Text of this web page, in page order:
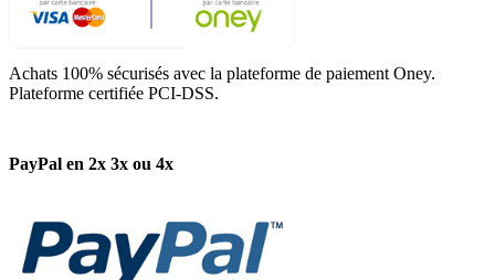
Achats 100% sécurisés avec la plateforme de paiement Oney.
Plateforme certifiée PCI-DSS.
PayPal en 2x 3x ou 4x